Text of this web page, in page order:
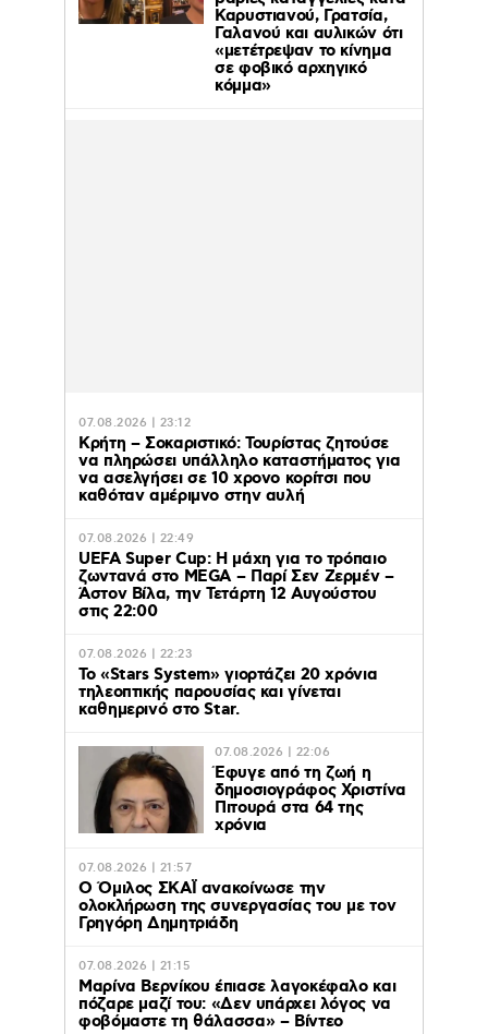
Καρυστιανού, Γρατσία,
Γαλανού και αυλικών ότι
«μετέτρεψαν το κίνημα
σε φοβικό αρχηγικό
κόμμα»
07.08.2026 | 23:12
Κρήτη – Σοκαριστικό: Τουρίστας ζητούσε
να πληρώσει υπάλληλο καταστήματος για
να ασελγήσει σε 10 χρονο κορίτσι που
καθόταν αμέριμνο στην αυλή
07.08.2026 | 22:49
UEFA Super Cup: Η μάχη για το τρόπαιο
ζωντανά στο MEGA – Παρί Σεν Ζερμέν –
Άστον Βίλα, την Τετάρτη 12 Αυγούστου
στις 22:00
07.08.2026 | 22:23
Το «Stars System» γιορτάζει 20 χρόνια
τηλεοπτικής παρουσίας και γίνεται
καθημερινό στο Star.
07.08.2026 | 22:06
Έφυγε από τη ζωή η
δημοσιογράφος Χριστίνα
Πιτουρά στα 64 της
χρόνια
07.08.2026 | 21:57
Ο Όμιλος ΣΚΑΪ ανακοίνωσε την
ολοκλήρωση της συνεργασίας του με τον
Γρηγόρη Δημητριάδη
07.08.2026 | 21:15
Μαρίνα Βερνίκου έπιασε λαγοκέφαλο και
πόζαρε μαζί του: «Δεν υπάρχει λόγος να
φοβόμαστε τη θάλασσα» – Βίντεο